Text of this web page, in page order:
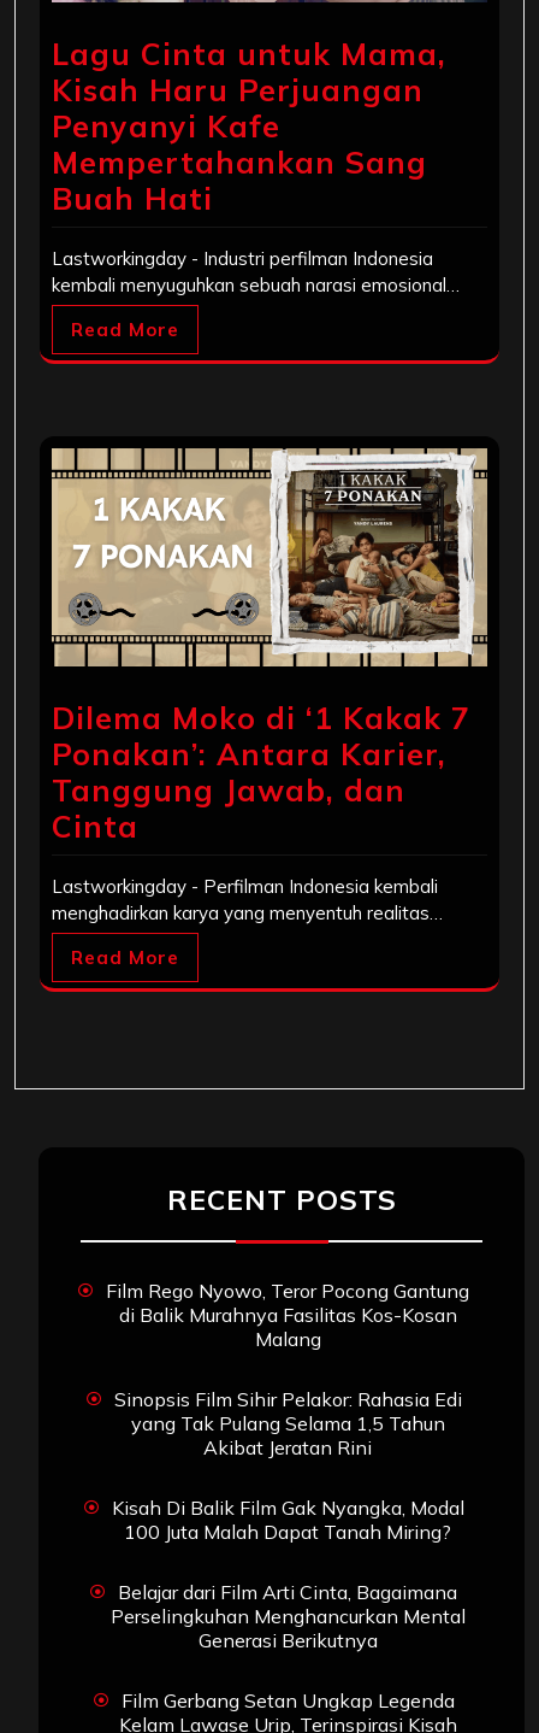
Lagu Cinta untuk Mama,
Kisah Haru Perjuangan
Penyanyi Kafe
Mempertahankan Sang
Buah Hati
Lastworkingday - Industri perfilman Indonesia
kembali menyuguhkan sebuah narasi emosional…
Read More
Dilema Moko di ‘1 Kakak 7
Ponakan’: Antara Karier,
Tanggung Jawab, dan
Cinta
Lastworkingday - Perfilman Indonesia kembali
menghadirkan karya yang menyentuh realitas…
Read More
RECENT POSTS
Film Rego Nyowo, Teror Pocong Gantung
di Balik Murahnya Fasilitas Kos-Kosan
Malang
Sinopsis Film Sihir Pelakor: Rahasia Edi
yang Tak Pulang Selama 1,5 Tahun
Akibat Jeratan Rini
Kisah Di Balik Film Gak Nyangka, Modal
100 Juta Malah Dapat Tanah Miring?
Belajar dari Film Arti Cinta, Bagaimana
Perselingkuhan Menghancurkan Mental
Generasi Berikutnya
Film Gerbang Setan Ungkap Legenda
Kelam Lawase Urip, Terinspirasi Kisah